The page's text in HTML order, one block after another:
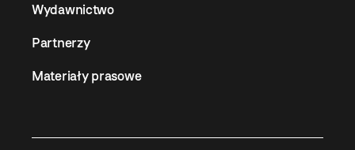
Wydawnictwo
Partnerzy
Materiały prasowe